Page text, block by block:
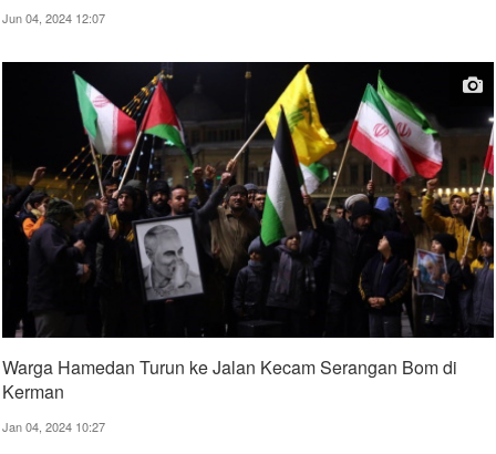
Jun 04, 2024 12:07
Warga Hamedan Turun ke Jalan Kecam Serangan Bom di
Kerman
Jan 04, 2024 10:27